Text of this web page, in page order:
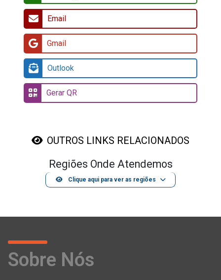
Email
Gmail
Outlook
Gerar QR
OUTROS LINKS RELACIONADOS
Regiões Onde Atendemos
Clique aqui para ver as regiões
Sobre Nós